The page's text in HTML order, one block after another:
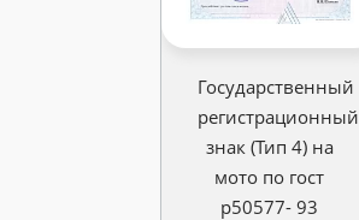
Государственный
регистрационный
знак (Тип 4) на
мото по гост
р50577- 93